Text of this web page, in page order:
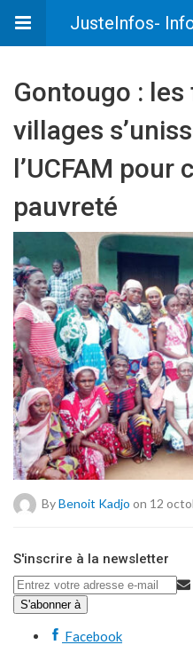
JusteInfos-
Gontougo :
villages
l’UCFAM pour
pauvreté
ByBenoit Kadjo on 12
S'inscrire à la newsletter
S'abonner à
Facebook